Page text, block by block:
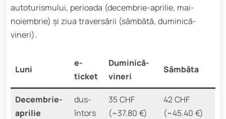
autoturismului, perioada (decembrie-aprilie, mai-
noiembrie) și ziua traversării (sâmbătă, duminică-
vineri).
Luni
e-
ticket
Duminică-
vineri
Sâmbăta
Decembrie-
aprilie
dus-
întors
35 CHF
(~37.80 €)
42 CHF
(~45.40 €)